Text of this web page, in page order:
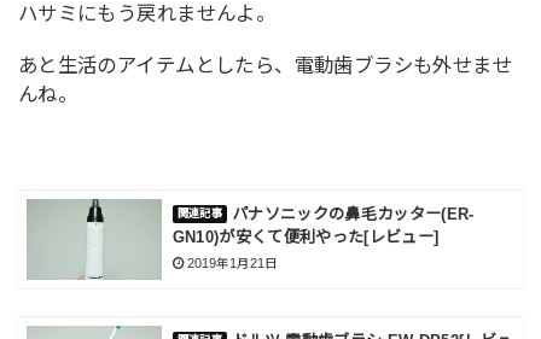
ハサミにもう戻れませんよ。
あと生活のアイテムとしたら、電動歯ブラシも外せませ
んね。
パナソニックの鼻毛カッター(ER-
GN10)が安くて便利やった[レビュー]
2019年1月21日